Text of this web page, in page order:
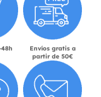
Envíos gratis a
partir de 50€